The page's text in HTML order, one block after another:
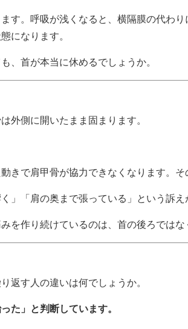
す。呼吸が浅くなると、横隔膜の代わ
になります。
、首が本当に休めるでしょうか。
外側に開いたまま固まります。
きで肩甲骨が協力できなくなります。
」「肩の奥まで張っている」という訴
を作り続けているのは、首の後ろでは
返す人の違いは何でしょうか。
た」と判断しています。